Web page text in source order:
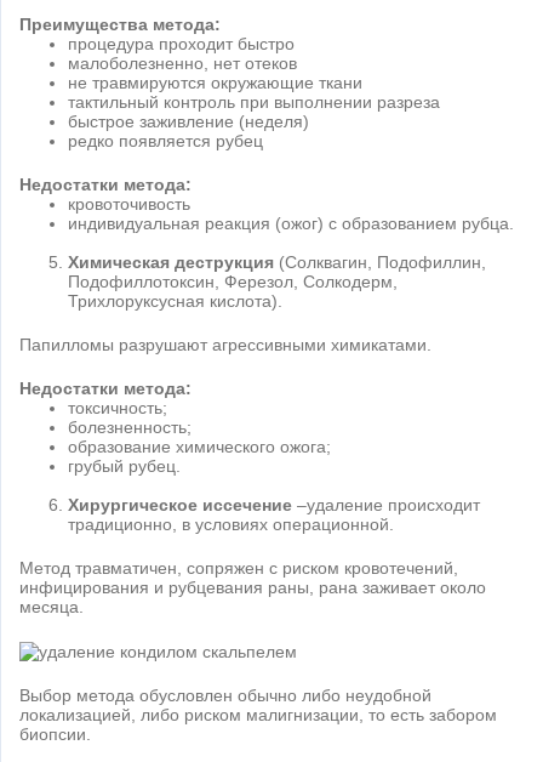
Преимущества метода:
процедура проходит быстро
малоболезненно, нет отеков
не травмируются окружающие ткани
тактильный контроль при выполнении разреза
быстрое заживление (неделя)
редко появляется рубец
Недостатки метода:
кровоточивость
индивидуальная реакция (ожог) с образованием рубца.
Химическая деструкция (Солквагин, Подофиллин,
Подофиллотоксин, Ферезол, Солкодерм,
Трихлоруксусная кислота).
Папилломы разрушают агрессивными химикатами.
Недостатки метода:
токсичность;
болезненность;
образование химического ожога;
грубый рубец.
Хирургическое иссечение –удаление происходит
традиционно, в условиях операционной.
Метод травматичен, сопряжен с риском кровотечений,
инфицирования и рубцевания раны, рана заживает около
месяца.
Выбор метода обусловлен обычно либо неудобной
локализацией, либо риском малигнизации, то есть забором
биопсии.